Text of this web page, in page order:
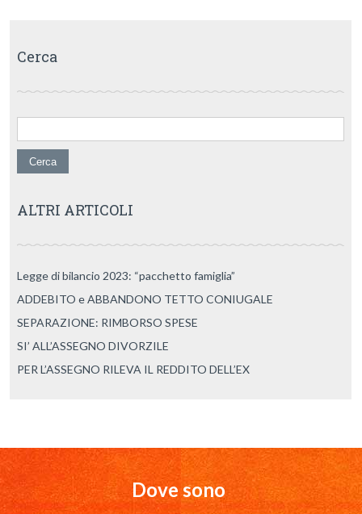
Cerca
Ricerca per:
ALTRI ARTICOLI
Legge di bilancio 2023: “pacchetto famiglia”
ADDEBITO e ABBANDONO TETTO CONIUGALE
SEPARAZIONE: RIMBORSO SPESE
SI’ ALL’ASSEGNO DIVORZILE
PER L’ASSEGNO RILEVA IL REDDITO DELL’EX
Dove sono